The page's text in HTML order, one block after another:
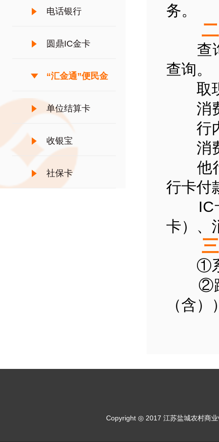
电话银行
圆鼎IC金卡
“汇金通”便民金
融服务
单位结算卡
收银宝
社保卡
务。
二
查询
查询。
取现
消费
行内
消费
他行
行卡付
IC卡
卡）、
三
①系
②跨
（含）
Copyright ◎ 2017 江苏盐城农村商